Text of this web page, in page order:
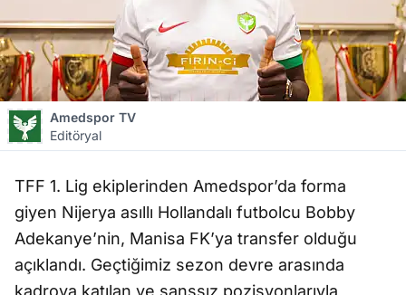
Amedspor TV
Editöryal
TFF 1. Lig ekiplerinden Amedspor’da forma
giyen Nijerya asıllı Hollandalı futbolcu Bobby
Adekanye’nin, Manisa FK’ya transfer olduğu
açıklandı. Geçtiğimiz sezon devre arasında
kadroya katılan ve şanssız pozisyonlarıyla